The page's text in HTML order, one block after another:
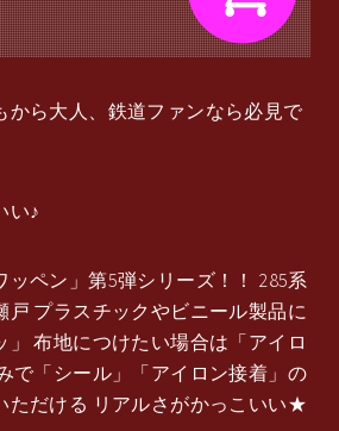
から大人、鉄道ファンなら必見で
い♪
ッペン」第5弾シリーズ！！ 285系
戸 プラスチックやビニール製品に
」 布地につけたい場合は「アイロ
で「シール」「アイロン接着」の
ただける リアルさがかっこいい★